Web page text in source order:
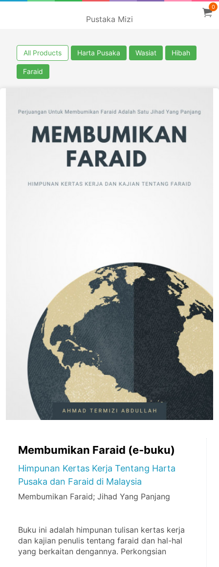
Pustaka Mizi
0
All Products Harta Pusaka Wasiat Hibah
Faraid
Membumikan Faraid (e-buku)
Himpunan Kertas Kerja Tentang Harta
Pusaka dan Faraid di Malaysia
Membumikan Faraid; Jihad Yang Panjang
Buku ini adalah himpunan tulisan kertas kerja
dan kajian penulis tentang faraid dan hal-hal
yang berkaitan dengannya. Perkongsian